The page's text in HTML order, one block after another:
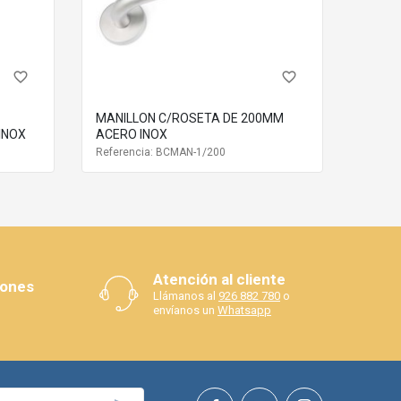
favorite_border favorite_border
MANILLON C/ROSETA DE 200MM
ACERO INOX
Referencia: BCMAN-1/200
Atención al cliente
Llámanos al 926 882 780 o
envíanos un Whatsapp